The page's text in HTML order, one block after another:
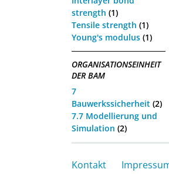
strength (1)
Tensile strength (1)
Young's modulus (1)
ORGANISATIONSEINHEIT
DER BAM
7
Bauwerkssicherheit (2)
7.7 Modellierung und
Simulation (2)
Kontakt